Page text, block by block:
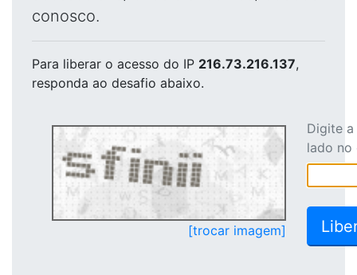
conosco.
Para liberar o acesso do IP 216.73.216.137,
responda ao desafio abaixo.
[trocar imagem]
Digite
lado no